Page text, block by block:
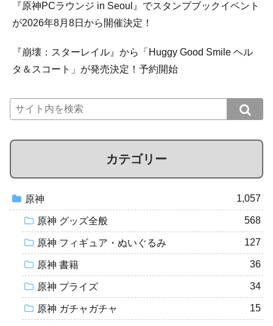
『原神PCラウンジ in Seoul』でスタンプブックイベント
が2026年8月8日から開催決定！
『崩壊：スターレイル』から「Huggy Good Smile ヘル
タ＆スコート」が発売決定！予約開始
カテゴリー
原神 1,057
原神 グッズ全般 568
原神 フィギュア・ぬいぐるみ 127
原神 書籍 36
原神 プライズ 34
原神 ガチャガチャ 15